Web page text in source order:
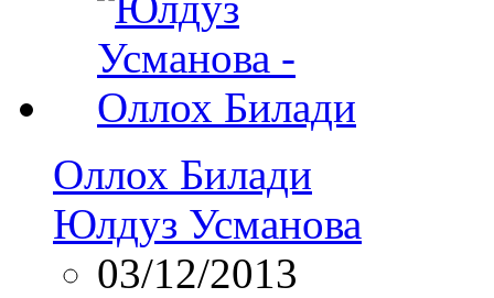
Оллох Билади
Юлдуз Усманова
03/12/2013